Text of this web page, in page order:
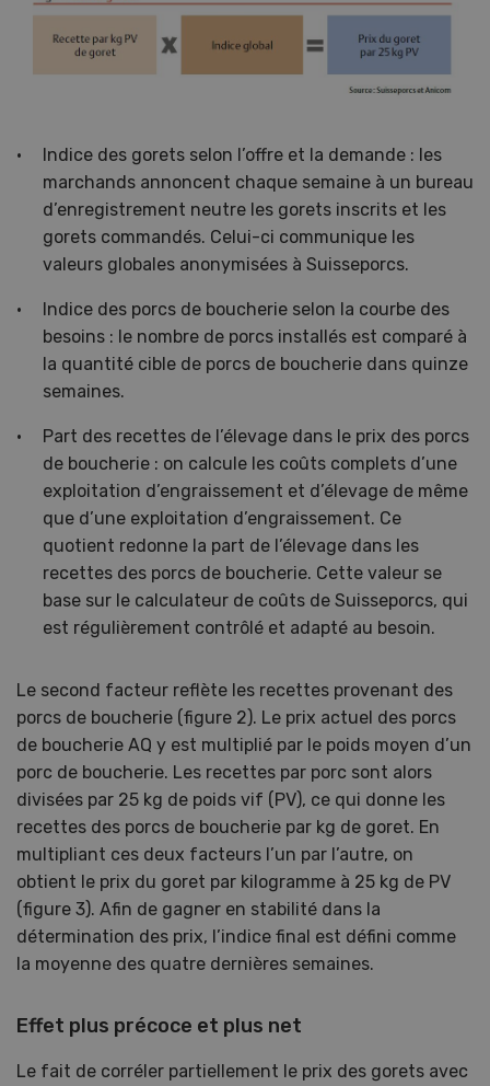
Indice des gorets selon l’offre et la demande : les
marchands annoncent chaque semaine à un bureau
d’enregistrement neutre les gorets inscrits et les
gorets commandés. Celui-ci communique les
valeurs globales anonymisées à Suisseporcs.
Indice des porcs de boucherie selon la courbe des
besoins : le nombre de porcs installés est comparé à
la quantité cible de porcs de boucherie dans quinze
semaines.
Part des recettes de l’élevage dans le prix des porcs
de boucherie : on calcule les coûts complets d’une
exploitation d’engraissement et d’élevage de même
que d’une exploitation d’engraissement. Ce
quotient redonne la part de l’élevage dans les
recettes des porcs de boucherie. Cette valeur se
base sur le calculateur de coûts de Suisseporcs, qui
est régulièrement contrôlé et adapté au besoin.
Le second facteur reflète les recettes provenant des
porcs de boucherie (figure 2). Le prix actuel des porcs
de boucherie AQ y est multiplié par le poids moyen d’un
porc de boucherie. Les recettes par porc sont alors
divisées par 25 kg de poids vif (PV), ce qui donne les
recettes des porcs de boucherie par kg de goret. En
multipliant ces deux facteurs l’un par l’autre, on
obtient le prix du goret par kilogramme à 25 kg de PV
(figure 3). Afin de gagner en stabilité dans la
détermination des prix, l’indice final est défini comme
la moyenne des quatre dernières semaines.
Effet plus précoce et plus net
Le fait de corréler partiellement le prix des gorets avec